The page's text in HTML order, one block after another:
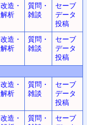
改造・
解析
質問・
雑談
セーブ
データ
投稿
改造・
解析
質問・
雑談
セーブ
データ
投稿
改造・
解析
質問・
雑談
セーブ
データ
投稿
改造・
質問・
セーブ